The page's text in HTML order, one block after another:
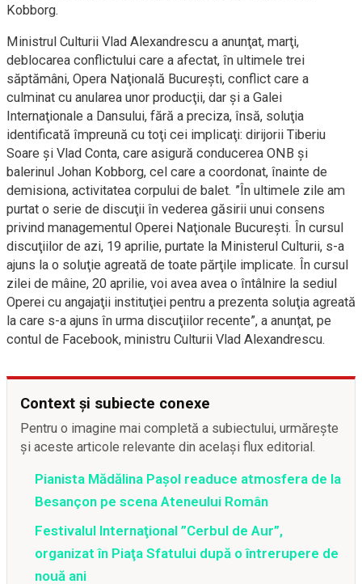
Kobborg.
Ministrul Culturii Vlad Alexandrescu a anunţat, marţi,
deblocarea conflictului care a afectat, în ultimele trei
săptămâni, Opera Naţională Bucureşti, conflict care a
culminat cu anularea unor producţii, dar şi a Galei
Internaţionale a Dansului, fără a preciza, însă, soluţia
identificată împreună cu toţi cei implicaţi: dirijorii Tiberiu
Soare şi Vlad Conta, care asigură conducerea ONB şi
balerinul Johan Kobborg, cel care a coordonat, înainte de
demisiona, activitatea corpului de balet. ”În ultimele zile am
purtat o serie de discuţii în vederea găsirii unui consens
privind managementul Operei Naţionale Bucureşti. În cursul
discuţiilor de azi, 19 aprilie, purtate la Ministerul Culturii, s-a
ajuns la o soluţie agreată de toate părţile implicate. În cursul
zilei de mâine, 20 aprilie, voi avea avea o întâlnire la sediul
Operei cu angajaţii instituţiei pentru a prezenta soluţia agreată
la care s-a ajuns în urma discuţiilor recente”, a anunţat, pe
contul de Facebook, ministru Culturii Vlad Alexandrescu.
Context și subiecte conexe
Pentru o imagine mai completă a subiectului, urmărește
și aceste articole relevante din același flux editorial.
Pianista Mădălina Pașol readuce atmosfera de la
Besançon pe scena Ateneului Român
Festivalul Internaţional ”Cerbul de Aur”,
organizat în Piaţa Sfatului după o întrerupere de
nouă ani